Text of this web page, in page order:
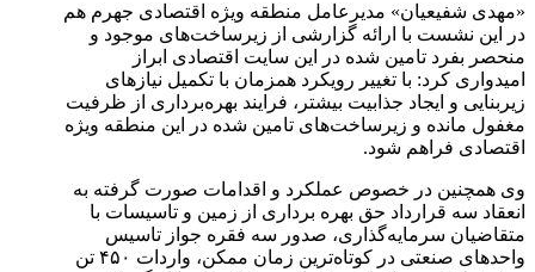
«مهدی شفیعیان» مدیرعامل منطقه ویژه اقتصادی جهرم هم
در این نشست با ارائه گزارشی از زیرساخت‌های موجود و
منحصر بفرد تامین شده در این سایت اقتصادی ابراز
امیدواری کرد: با تغییر رویکرد همزمان با تکمیل نیازهای
زیربنایی و ایجاد جذابیت بیشتر، فرایند بهره‌برداری از ظرفیت
مغفول مانده و زیرساخت‌های تامین شده در این منطقه ویژه
اقتصادی فراهم شود.
وی همچنین در خصوص عملکرد و اقدامات صورت گرفته به
انعقاد سه قرارداد حق بهره برداری از زمین و تاسیسات با
متقاضیان سرمایه‌گذاری، صدور سه فقره جواز تاسیس
واحد‌های صنعتی در کوتاه‌ترین زمان ممکن، واردات ۴۵۰ تن